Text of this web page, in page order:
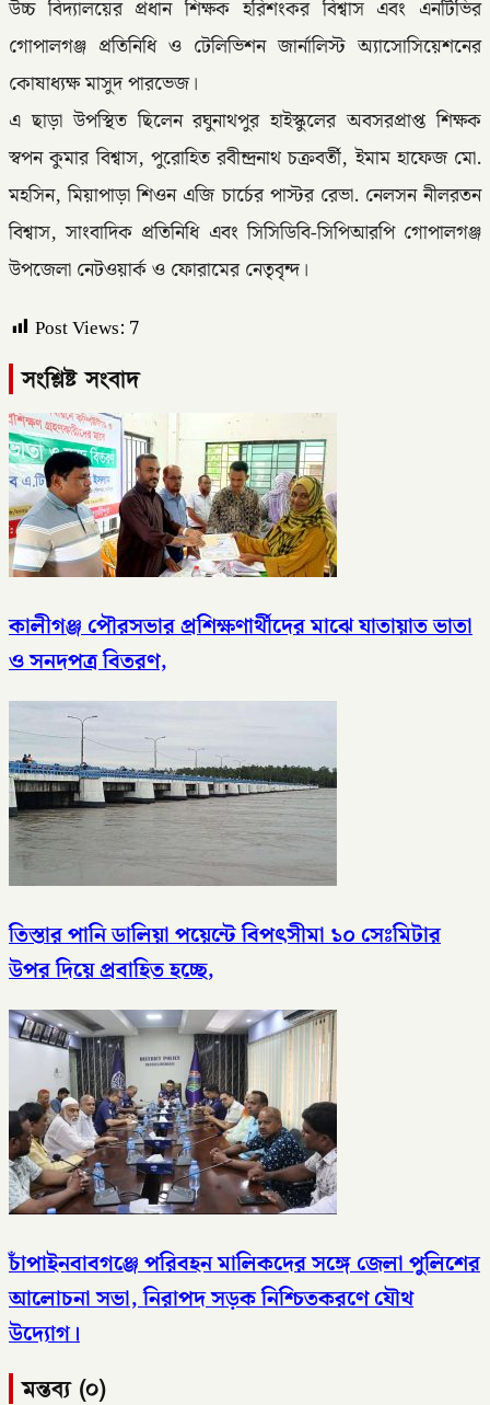
উচ্চ বিদ্যালয়ের প্রধান শিক্ষক হরিশংকর বিশ্বাস এবং এনটিভির
গোপালগঞ্জ প্রতিনিধি ও টেলিভিশন জার্নালিস্ট অ্যাসোসিয়েশনের
কোষাধ্যক্ষ মাসুদ পারভেজ।
এ ছাড়া উপস্থিত ছিলেন রঘুনাথপুর হাইস্কুলের অবসরপ্রাপ্ত শিক্ষক
স্বপন কুমার বিশ্বাস, পুরোহিত রবীন্দ্রনাথ চক্রবর্তী, ইমাম হাফেজ মো.
মহসিন, মিয়াপাড়া শিওন এজি চার্চের পাস্টর রেভা. নেলসন নীলরতন
বিশ্বাস, সাংবাদিক প্রতিনিধি এবং সিসিডিবি-সিপিআরপি গোপালগঞ্জ
উপজেলা নেটওয়ার্ক ও ফোরামের নেতৃবৃন্দ।
Post Views: 7
সংশ্লিষ্ট সংবাদ
কালীগঞ্জ পৌরসভার প্রশিক্ষণার্থীদের মাঝে যাতায়াত ভাতা
ও সনদপত্র বিতরণ,
তিস্তার পানি ডালিয়া পয়েন্টে বিপৎসীমা ১০ সেঃমিটার
উপর দিয়ে প্রবাহিত হচ্ছে,
চাঁপাইনবাবগঞ্জে পরিবহন মালিকদের সঙ্গে জেলা পুলিশের
আলোচনা সভা, নিরাপদ সড়ক নিশ্চিতকরণে যৌথ
উদ্যোগ।
মন্তব্য (০)